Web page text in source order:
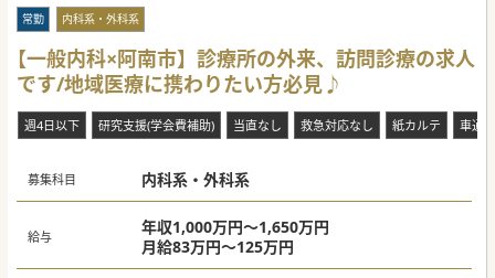
常勤 内科系・外科系
【一般内科×阿南市】診療所の外来、訪問診療の求人
です/地域医療に携わりたい方必見♪
週4日以下 研究支援(学会費補助) 当直なし 救急対応なし 紙カルテ 車通
募集科目 内科系・外科系
給与
年収1,000万円～1,650万円
月給83万円～125万円